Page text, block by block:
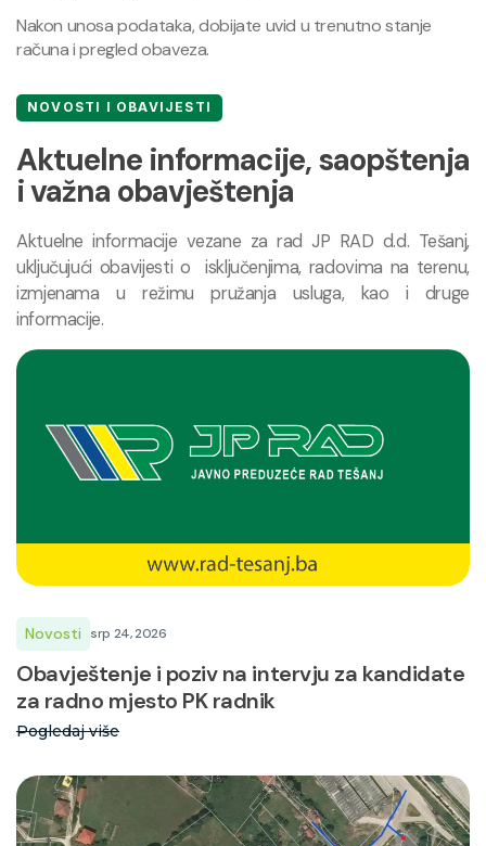
Nakon unosa podataka, dobijate uvid u trenutno stanje
računa i pregled obaveza.
NOVOSTI I OBAVIJESTI
Aktuelne informacije, saopštenja
i važna obavještenja
Aktuelne informacije vezane za rad JP RAD d.d. Tešanj,
uključujući obavijesti o isključenjima, radovima na terenu,
izmjenama u režimu pružanja usluga, kao i druge
informacije.
Novosti srp 24, 2026
Obavještenje i poziv na intervju za kandidate
za radno mjesto PK radnik
Pogledaj više